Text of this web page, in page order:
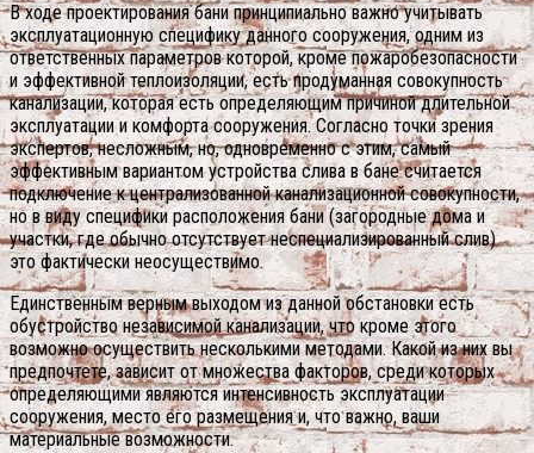
В ходе проектирования бани принципиально важно учитывать
эксплуатационную специфику данного сооружения, одним из
ответственных параметров которой, кроме пожаробезопасности
и эффективной теплоизоляции, есть продуманная совокупность
канализации, которая есть определяющим причиной длительной
эксплуатации и комфорта сооружения. Согласно точки зрения
экспертов, несложным, но, одновременно с этим, самый
эффективным вариантом устройства слива в бане считается
подключение к централизованной канализационной совокупности,
но в виду специфики расположения бани (загородные дома и
участки, где обычно отсутствует неспециализированный слив)
это фактически неосуществимо.
Единственным верным выходом из данной обстановки есть
обустройство независимой канализации, что кроме этого
возможно осуществить несколькими методами.Какой из них вы
предпочтете, зависит от множества факторов, среди которых
определяющими являются интенсивность эксплуатации
сооружения, место его размещения и, что важно, ваши
материальные возможности.